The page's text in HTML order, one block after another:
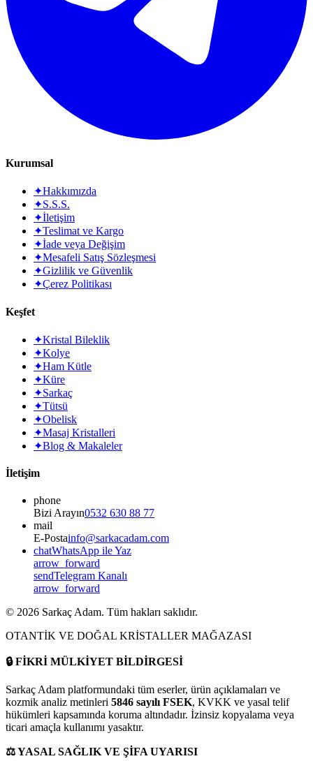
Kurumsal
✦Hakkımızda
✦S.S.S.
✦İletişim
✦Teslimat ve Kargo
✦İade veya Değişim
✦Mesafeli Satış Sözleşmesi
✦Gizlilik ve Güvenlik
✦Çerez Politikası
Keşfet
✦Kristal Bileklik
✦Kolye
✦Ham Kütle
✦Küre
✦Sarkaç
✦Tütsü
✦Obelisk
✦Masaj Kristalleri
✦Blog & Makaleler
İletişim
phone
Bizi Arayın0532 630 88 77
mail
E-Postainfo@sarkacadam.com
chatWhatsApp ile Yaz
arrow_forward
sendTelegram Kanalı
arrow_forward
© 2026 Sarkaç Adam. Tüm hakları saklıdır.
OTANTİK VE DOĞAL KRİSTALLER MAĞAZASI
🔒FİKRİ MÜLKİYET BİLDİRGESİ
Sarkaç Adam platformundaki tüm eserler, ürün açıklamaları ve
kozmik analiz metinleri 5846 sayılı FSEK, KVKK ve yasal telif
hükümleri kapsamında koruma altındadır. İzinsiz kopyalama veya
ticari amaçla kullanımı yasaktır.
⚖️YASAL SAĞLIK VE ŞİFA UYARISI